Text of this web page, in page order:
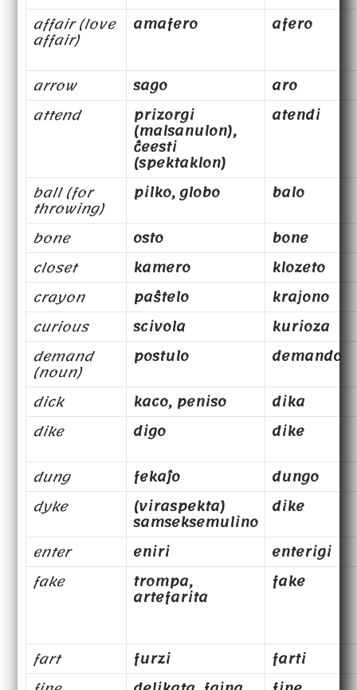
affair (love
affair)
amafero afero
arrow sago
aro
attend
prizorgi
(malsanulon),
ĉeesti
(spektaklon)
atendi
ball (for
throwing)
pilko, globo
balo
bone
osto
bone
closet
kamero
klozeto
crayon
paŝtelo
krajono
curious
scivola
kurioza
demand
(noun)
postulo
demando
dick
kaco, peniso
dika
dike
digo
dike
dung
fekaĵo
dungo
dyke
(viraspekta)
samseksemulino
dike
enter
eniri
enterigi
fake
trompa,
artefarita
fake
fart furzi
farti